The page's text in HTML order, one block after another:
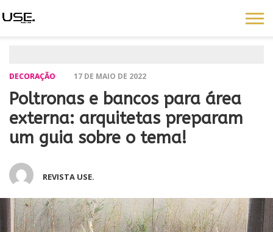
DECORAÇÃO 17 DE MAIO DE 2022
Poltronas e bancos para área
externa: arquitetas preparam
um guia sobre o tema!
REVISTA USE.